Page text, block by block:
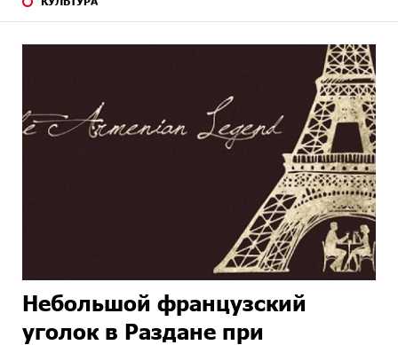
Небольшой французский
уголок в Раздане при